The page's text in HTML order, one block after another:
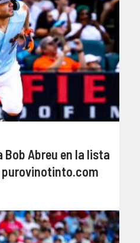
Bob Abreu en la lista